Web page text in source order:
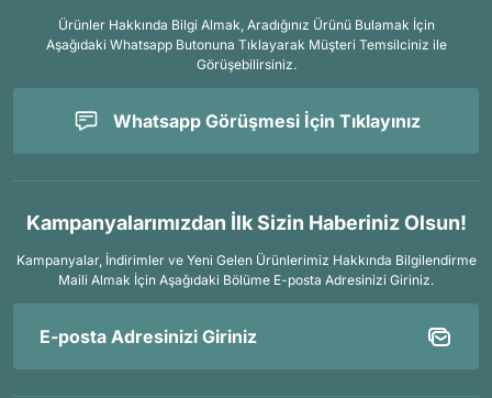
Ürünler Hakkında Bilgi Almak, Aradığınız Ürünü Bulamak İçin
Aşağıdaki Whatsapp Butonuna Tıklayarak Müşteri Temsilciniz ile
Görüşebilirsiniz.
Whatsapp Görüşmesi İçin Tıklayınız
Kampanyalarımızdan İlk Sizin Haberiniz Olsun!
Kampanyalar, İndirimler ve Yeni Gelen Ürünlerimiz Hakkında Bilgilendirme
Maili Almak İçin Aşağıdaki Bölüme E-posta Adresinizi Giriniz.